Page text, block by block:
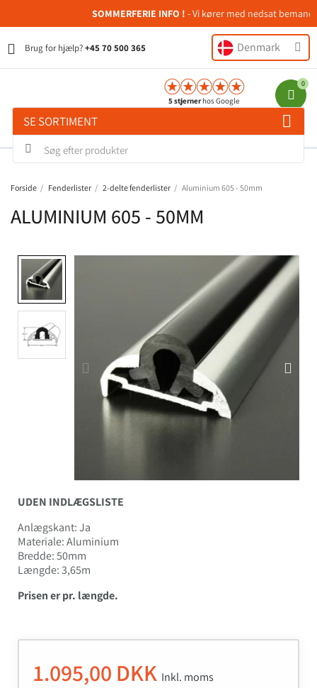
SOMMERFERIE INFO !- Vi kører med nedsat
Brug for hjælp?+45 70 500 365 Denmark
5 stjernerhos Google
SE SORTIMENT
Forside Fenderlister 2-delte fenderlister Aluminium 605 - 50mm
ALUMINIUM 605 - 50MM
UDEN INDLÆGSLISTE
Anlægskant: Ja
Materiale: Aluminium
Bredde: 50mm
Længde: 3,65m
Prisen er pr. længde.
1.095,00 DKK Inkl. moms